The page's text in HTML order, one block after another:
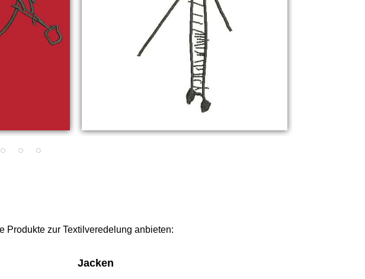
Produkte zur Textilveredelung anbieten:
Jacken